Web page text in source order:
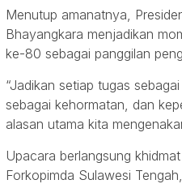
Menutup amanatnya,
Bhayangkara menjadikan
ke-80 sebagai panggilan
“Jadikan setiap tugas
sebagai kehormatan, dan
alasan utama kita
Upacara berlangsung
Forkopimda Sulawesi